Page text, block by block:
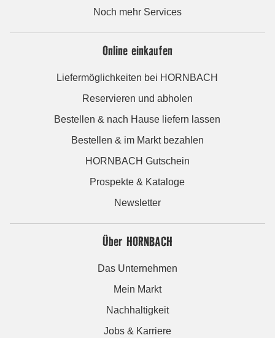
Noch mehr Services
Online einkaufen
Liefermöglichkeiten bei HORNBACH
Reservieren und abholen
Bestellen & nach Hause liefern lassen
Bestellen & im Markt bezahlen
HORNBACH Gutschein
Prospekte & Kataloge
Newsletter
Über HORNBACH
Das Unternehmen
Mein Markt
Nachhaltigkeit
Jobs & Karriere